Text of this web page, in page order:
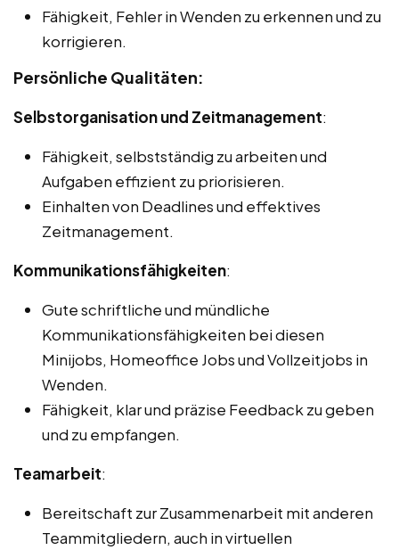
Fähigkeit, Fehler in Wenden zu erkennen und zu
korrigieren.
Persönliche Qualitäten:
Selbstorganisation und Zeitmanagement:
Fähigkeit, selbstständig zu arbeiten und
Aufgaben effizient zu priorisieren.
Einhalten von Deadlines und effektives
Zeitmanagement.
Kommunikationsfähigkeiten:
Gute schriftliche und mündliche
Kommunikationsfähigkeiten bei diesen
Minijobs, Homeoffice Jobs und Vollzeitjobs in
Wenden.
Fähigkeit, klar und präzise Feedback zu geben
und zu empfangen.
Teamarbeit:
Bereitschaft zur Zusammenarbeit mit anderen
Teammitgliedern, auch in virtuellen